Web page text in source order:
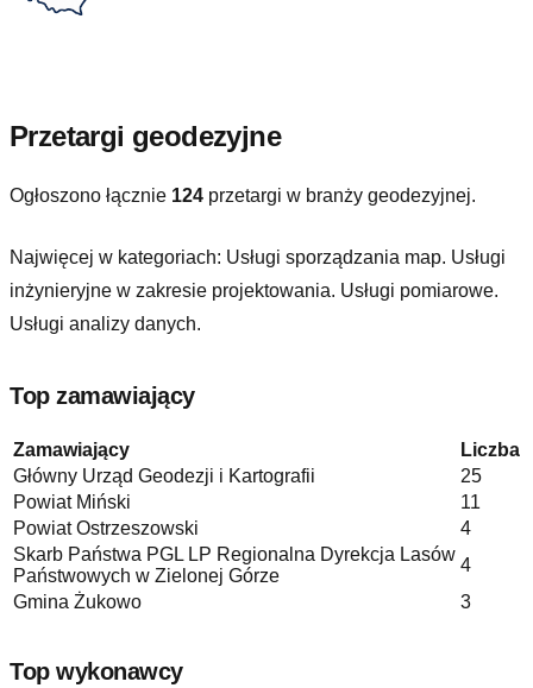
Przetargi geodezyjne
Ogłoszono łącznie 124 przetargi w branży geodezyjnej.
Najwięcej w kategoriach: Usługi sporządzania map. Usługi
inżynieryjne w zakresie projektowania. Usługi pomiarowe.
Usługi analizy danych.
Top zamawiający
Zamawiający
Liczba
Główny Urząd Geodezji i Kartografii
25
Powiat Miński
11
Powiat Ostrzeszowski
4
Skarb Państwa PGL LP Regionalna Dyrekcja Lasów
Państwowych w Zielonej Górze
4
Gmina Żukowo
3
Top wykonawcy